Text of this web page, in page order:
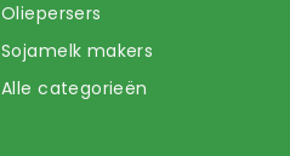
Oliepersers
Sojamelk makers
Alle categorieën